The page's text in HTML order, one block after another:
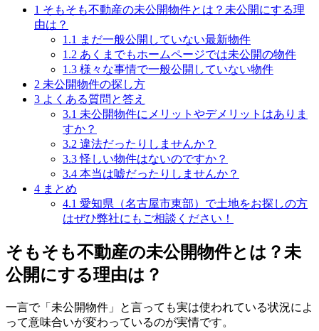
1 そもそも不動産の未公開物件とは？未公開にする理
由は？
1.1 まだ一般公開していない最新物件
1.2 あくまでもホームページでは未公開の物件
1.3 様々な事情で一般公開していない物件
2 未公開物件の探し方
3 よくある質問と答え
3.1 未公開物件にメリットやデメリットはありま
すか？
3.2 違法だったりしませんか？
3.3怪しい物件はないのですか？
3.4 本当は嘘だったりしませんか？
4 まとめ
4.1 愛知県（名古屋市東部）で土地をお探しの方
はぜひ弊社にもご相談ください！
そもそも不動産の未公開物件とは？未
公開にする理由は？
一言で「未公開物件」と言っても実は使われている状況によ
って意味合いが変わっているのが実情です。